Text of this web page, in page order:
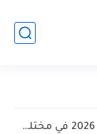
فروع عبد الصمد القرشي 2026 في مختلف أنحاء المملكة العربية...